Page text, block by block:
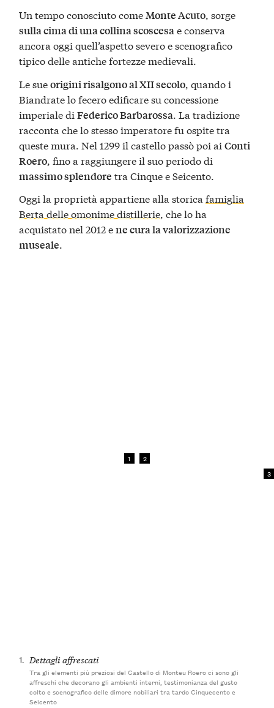
Un tempo conosciuto comeMonte Acuto, sorge
sulla cima di una collina scoscesae conserva
ancora oggi quell’aspetto severo e scenografico
tipico delle antiche fortezze medievali.
Le sueorigini risalgono al XII secolo, quando i
Biandrate lo fecero edificare su concessione
imperiale diFederico Barbarossa. La tradizione
racconta che lo stesso imperatore fu ospite tra
queste mura. Nel 1299 il castello passò poi aiConti
Roero, fino a raggiungere il suo periodo di
massimo splendore tra Cinque e Seicento.
Oggi la proprietà appartiene alla storicafamiglia
Berta delle omonime distillerie, che lo ha
acquistato nel 2012 ene cura la valorizzazione
museale.
1
2
3
1. Dettagli affrescati
Tra gli elementi più preziosi del Castello di Monteu Roero ci sono gli
affreschi che decorano gli ambienti interni, testimonianza del gusto
colto e scenografico delle dimore nobiliari tra tardo Cinquecento e
Seicento